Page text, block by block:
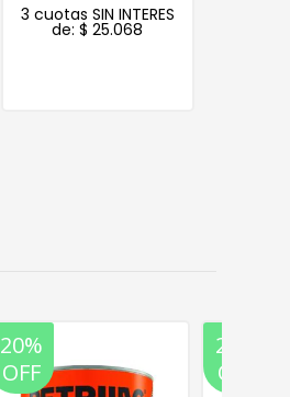
3 cuotas SIN INTERES
de: $669
20%
OFF
20%
OFF